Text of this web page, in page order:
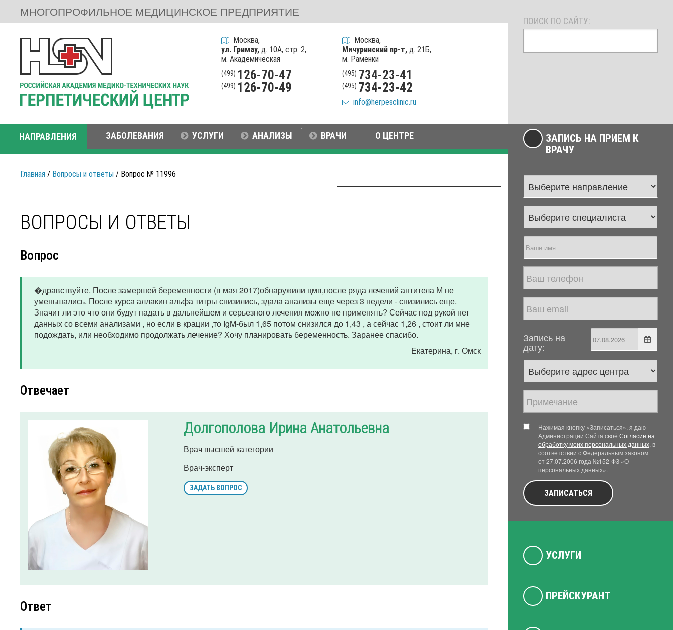
МНОГОПРОФИЛЬНОЕ МЕДИЦИНСКОЕ ПРЕДПРИЯТИЕ
Москва,
ул. Гримау,д. 10А, стр. 2,
м. Академическая
(499) 126-70-47
(499) 126-70-49
Москва,
Мичуринский пр-т, д. 21Б,
м. Раменки
(495) 734-23-41
(495) 734-23-42
info@herpesclinic.ru
ПОИСК ПО САЙТУ:
НАПРАВЛЕНИЯ ЗАБОЛЕВАНИЯ УСЛУГИ АНАЛИЗЫ ВРАЧИ О ЦЕНТРЕ
Главная / Вопросы и ответы / Вопрос № 11996
ВОПРОСЫ И ОТВЕТЫ
Вопрос
�дравствуйте. После замершей беременности (в мая 2017)обнаружили цмв,после ряда лечений антитела М не
уменьшались. После курса аллакин альфа титры снизились, здала анализы еще через 3 недели - снизились еще.
Значит ли это что они будут падать в дальнейшем и серьезного лечения можно не применять? Сейчас под рукой нет
данных со всеми анализами , но если в крации ,то IgM-был 1,65 потом снизился до 1,43 , а сейчас 1,26 , стоит ли мне
подождать, или необходимо продолжать лечение? Хочу планировать беременность. Заранее спасибо.
Екатерина, г. Омск
Отвечает
Долгополова Ирина Анатольевна
Врач высшей категории
Врач-эксперт
ЗАДАТЬ ВОПРОС
Ответ
ЗАПИСЬ НА ПРИЕМ К
ВРАЧУ
Запись на
дату:
Нажимая кнопку «Записаться», я даю
Администрации Сайта своё Согласие на
обработку моих персональных данных, в
соответствии с Федеральным законом
от 27.07.2006 года №152-ФЗ «О
персональных данных».
ЗАПИСАТЬСЯ
УСЛУГИ
ПРЕЙСКУРАНТ